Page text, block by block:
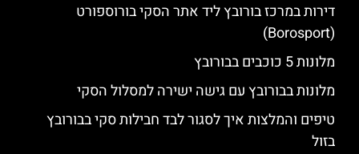
דירות במרכז בורובץ ליד אתר הסקי בורוספורט
(Borosport)
מלונות 5 כוכבים בבורובץ
מלונות בבורובץ עם גישה ישירה למסלול הסקי
טיפים והמלצות איך לסגור לבד חבילות סקי בבורובץ
בזול